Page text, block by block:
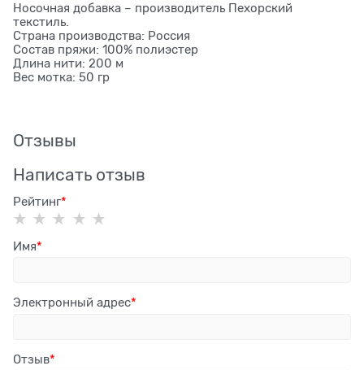
Носочная добавка – производитель Пехорский
текстиль.
Страна производства: Россия
Состав пряжи: 100% полиэстер
Длина нити: 200 м
Вес мотка: 50 гр
Отзывы
Написать отзыв
Рейтинг
Имя
Электронный адрес
Отзыв